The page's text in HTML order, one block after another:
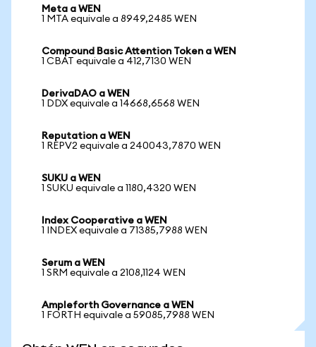
Meta a WEN
1 MTA equivale a 8949,2485 WEN
Compound Basic Attention Token a WEN
1 CBAT equivale a 412,7130 WEN
DerivaDAO a WEN
1 DDX equivale a 14668,6568 WEN
Reputation a WEN
1 REPV2 equivale a 240043,7870 WEN
SUKU a WEN
1 SUKU equivale a 1180,4320 WEN
Index Cooperative a WEN
1 INDEX equivale a 71385,7988 WEN
Serum a WEN
1 SRM equivale a 2108,1124 WEN
Ampleforth Governance a WEN
1 FORTH equivale a 59085,7988 WEN